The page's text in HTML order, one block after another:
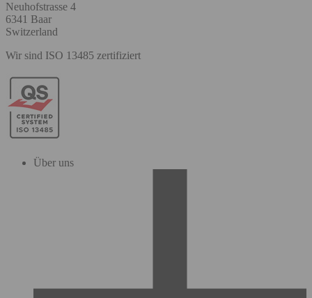
Neuhofstrasse 4
6341 Baar
Switzerland
Wir sind ISO 13485 zertifiziert
Über uns